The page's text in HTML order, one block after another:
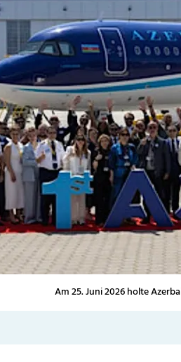
Am 25. Juni 2026 holte